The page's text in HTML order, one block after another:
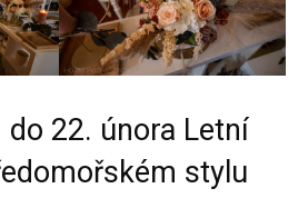
do 22. února Letní
stylu